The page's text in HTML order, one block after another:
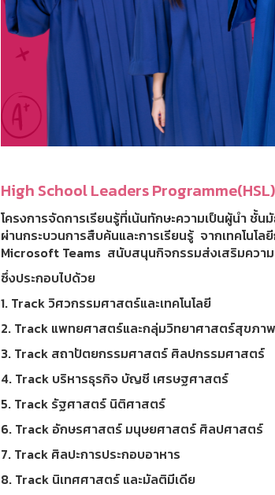
High School Leaders Programme(HSL)
โครงการจัดการเรียนรู้ที่เน้นทักษะความเป็นผู้นำ ชั้
ผ่านกระบวนการสืบค้นและการเรียนรู้ จากเทคโน
Microsoft Teams สนับสนุนกิจกรรมส่งเสริมควา
ซึ่งประกอบไปด้วย
1. Track วิศวกรรมศาสตร์และเทคโนโลยี
2. Track แพทยศาสตร์และกลุ่มวิทยาศาสตร์สุขภาพ
3. Track สถาปัตยกรรมศาสตร์ ศิลปกรรมศาสตร์
4. Track บริหารธุรกิจ บัญชี เศรษฐศาสตร์
5. Track รัฐศาสตร์ นิติศาสตร์
6. Track อักษรศาสตร์ มนุษยศาสตร์ ศิลปศาสตร์
7. Track ศิลปะการประกอบอาหาร
8. Track นิเทศศาสตร์ และมัลติมีเดีย